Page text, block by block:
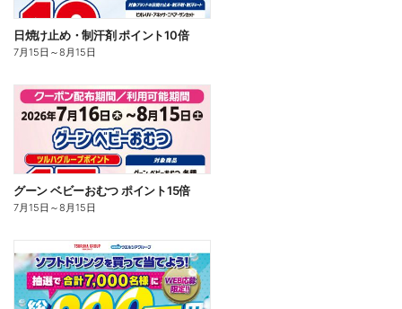
日焼け止め・制汗剤 ポイント10倍
7月15日 ～8月15日
グーン ベビーおむつ ポイント15倍
7月15日 ～8月15日